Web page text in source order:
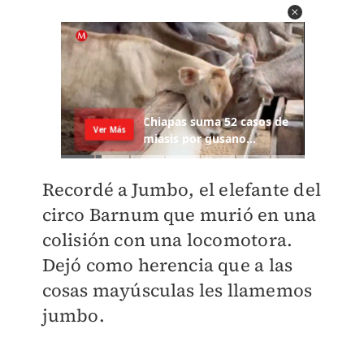
Recordé a Jumbo, el elefante del
circo Barnum que murió en una
colisión con una locomotora.
Dejó como herencia que a las
cosas mayúsculas les llamemos
jumbo.